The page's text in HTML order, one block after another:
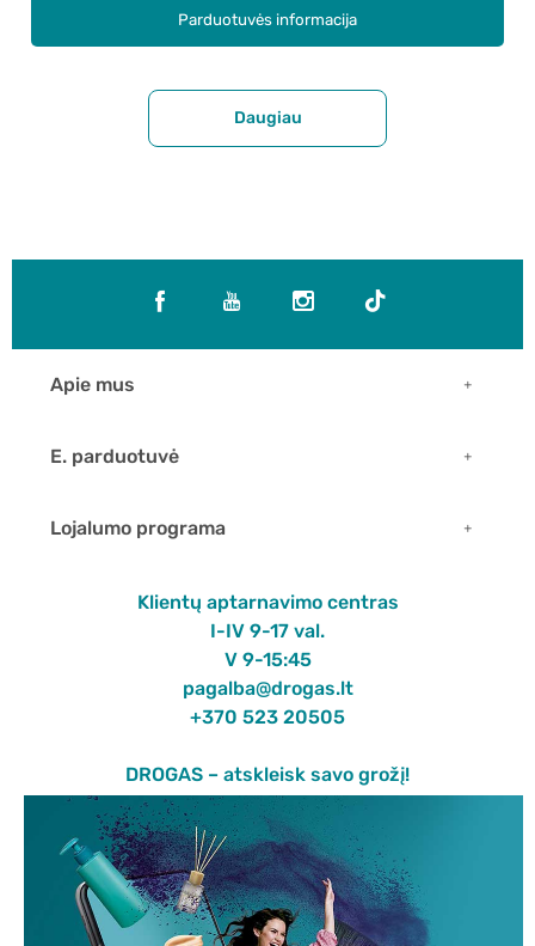
Parduotuvės informacija
Daugiau
Apie mus
E. parduotuvė
Lojalumo programa
Klientų aptarnavimo centras
I-IV 9-17 val.
V 9-15:45
pagalba@drogas.lt
+370 523 20505
DROGAS – atskleisk savo grožį!